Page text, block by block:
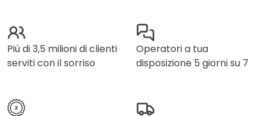
Più di 3,5 milioni di clienti
serviti con il sorriso
Operatori a tua
disposizione 5 giorni su 7